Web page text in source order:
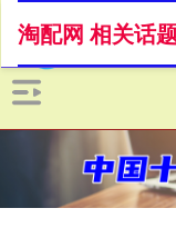
淘配网 相关话